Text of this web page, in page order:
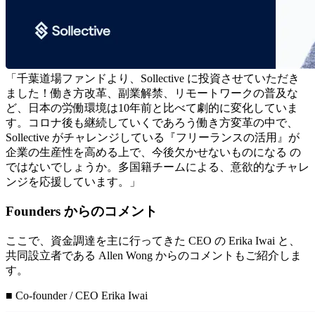
「千葉道場ファンドより、Sollective に投資させていただき
ました！働き方改革、副業解禁、リモートワークの普及な
ど、日本の労働環境は10年前と比べて劇的に変化していま
す。コロナ後も継続していくであろう働き方変革の中で、
Sollective がチャレンジしている『フリーランスの活用』が
企業の生産性を高める上で、今後欠かせないものになる の
ではないでしょうか。多国籍チームによる、意欲的なチャレ
ンジを応援しています。」
Founders からのコメント
ここで、資金調達を主に行ってきた CEO の Erika Iwai と、
共同設立者である Allen Wong からのコメントもご紹介しま
す。
■ Co-founder / CEO Erika Iwai